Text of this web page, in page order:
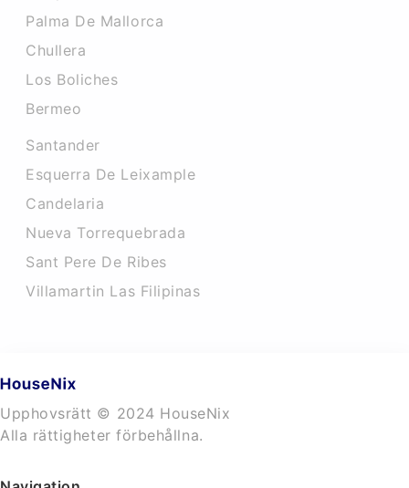
Palma De Mallorca
Chullera
Los Boliches
Bermeo
Santander
Esquerra De Leixample
Candelaria
Nueva Torrequebrada
Sant Pere De Ribes
Villamartin Las Filipinas
Upphovsrätt © 2024 HouseNix
Alla rättigheter förbehållna.